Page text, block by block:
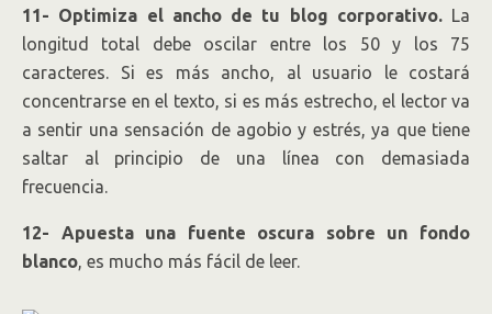
11- Optimiza el ancho de tu blog corporativo.La
longitud total debe oscilar entre los 50 y los 75
caracteres. Si es más ancho, al usuario le costará
concentrarse en el texto, si es más estrecho, el lector va
a sentir una sensación de agobio y estrés, ya que tiene
saltar al principio de una línea con demasiada
frecuencia.
12- Apuesta una fuente oscura sobre un fondo
blanco, es mucho más fácil de leer.